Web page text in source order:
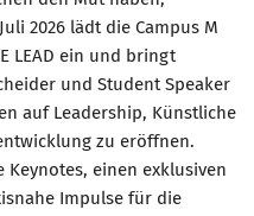
2026 lädt die Campus M
LEAD ein und bringt
und Student Speaker
auf Leadership, Künstliche
zu eröffnen.
Keynotes, einen exklusiven
Impulse für die